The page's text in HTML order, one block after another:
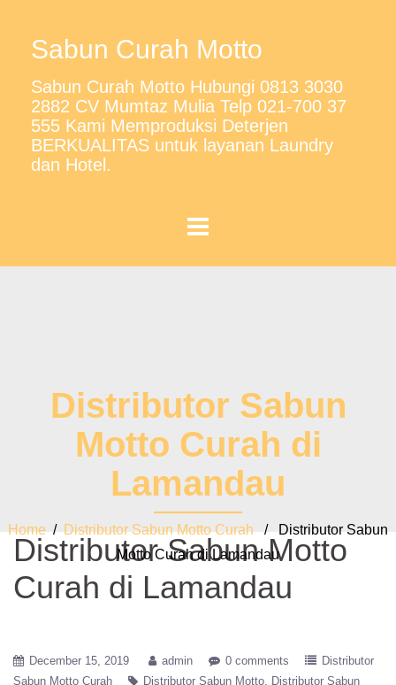
Sabun Curah Motto
Sabun Curah Motto Hubungi 0813 3030
2882 CV Mumtaz Mulia Telp 021-700 37
555 Kami Memproduksi Deterjen
BERKUALITAS untuk layanan Laundry
dan Hotel.
Distributor Sabun
Motto Curah di
Lamandau
Home / Distributor Sabun Motto Curah / Distributor Sabun
Motto Curah di Lamandau
Distributor Sabun Motto
Curah di Lamandau
December 15, 2019 admin 0 comments
Distributor
Sabun Motto Curah
Distributor Sabun Motto
Distributor Sabun